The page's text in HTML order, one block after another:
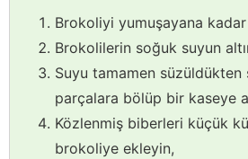
Brokoliyi yumuşayana kadar
Brokolilerin soğuk suyun
Suyu tamamen süzüldükten
parçalara bölüp bir kaseye
Közlenmiş biberleri küçük
brokoliye ekleyin,